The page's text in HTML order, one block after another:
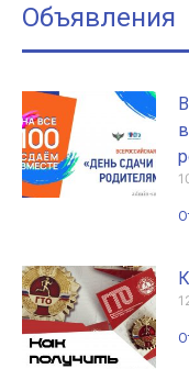
Объявления